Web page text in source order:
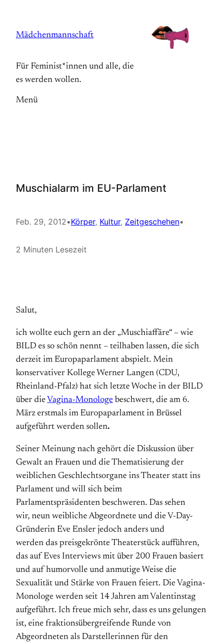
springen
Mädchenmannschaft
Für Feminist*innen und alle, die
es werden wollen.
Menü
Muschialarm im EU-Parlament
Feb. 29, 2012•Körper, Kultur, Zeitgeschehen•
2 Minuten Lesezeit
Salut,
ich wollte euch gern an der „Muschiaffäre“ – wie
BILD es so schön nennt – teilhaben lassen, die sich
derzeit im Europaparlament abspielt. Mein
konservativer Kollege Werner Langen (CDU,
Rheinland-Pfalz) hat sich letzte Woche in der BILD
über die Vagina-Monologe beschwert, die am 6.
März erstmals im Europaparlament in Brüssel
aufgeführt werden sollen.
Seiner Meinung nach gehört die Diskussion über
Gewalt an Frauen und die Thematisierung der
weiblichen Geschlechtsorgane ins Theater statt ins
Parlament und will sich beim
Parlamentspräsidenten beschweren. Das sehen
wir, neun weibliche Abgeordnete und die V-Day-
Gründerin Eve Ensler jedoch anders und
werden das preisgekrönte Theaterstück aufführen,
das auf Eves Interviews mit über 200 Frauen basiert
und auf humorvolle und anmutige Weise die
Sexualität und Stärke von Frauen feiert. Die Vagina-
Monologe werden seit 14 Jahren am Valentinstag
aufgeführt. Ich freue mich sehr, dass es uns gelungen
ist, eine fraktionsübergreifende Runde von
Abgeordneten als Darstellerinnen für den